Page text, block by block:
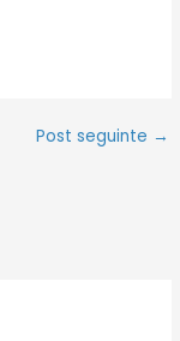
Post seguinte →